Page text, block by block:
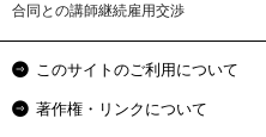
合同との講師継続雇用交渉
このサイトのご利用について
著作権・リンクについて